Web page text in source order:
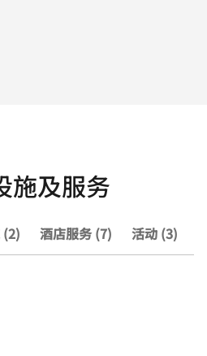
施及服务
(2) 酒店服务 (7) 活动 (3)